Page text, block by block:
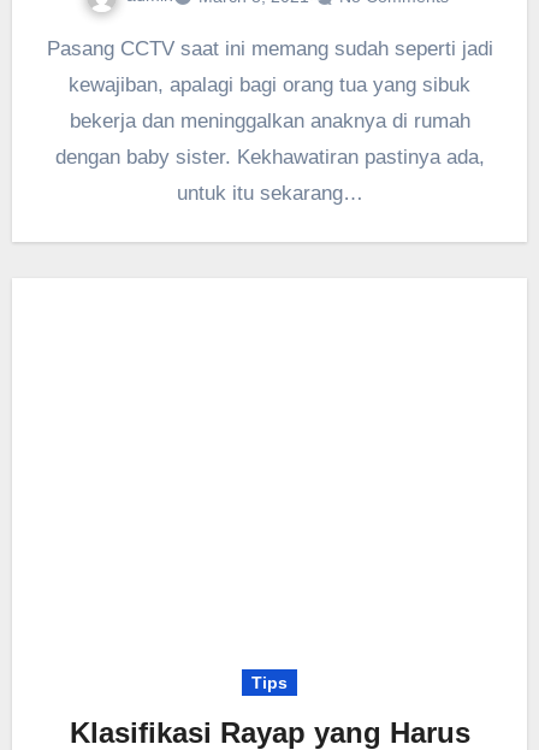
Pasang CCTV saat ini memang sudah seperti jadi
kewajiban, apalagi bagi orang tua yang sibuk
bekerja dan meninggalkan anaknya di rumah
dengan baby sister. Kekhawatiran pastinya ada,
untuk itu sekarang…
Tips
Klasifikasi Rayap yang Harus